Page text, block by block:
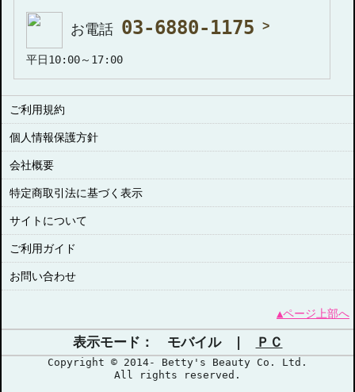
お電話 03-6880-1175
平日10:00～17:00
ご利用規約
個人情報保護方針
会社概要
特定商取引法に基づく表示
サイトについて
ご利用ガイド
お問い合わせ
▲ページ上部へ
表示モード： モバイル | ＰＣ
Copyright © 2014- Betty's Beauty Co. Ltd.
All rights reserved.